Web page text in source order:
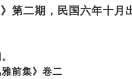
第二期，民国六年十月
前集》卷二